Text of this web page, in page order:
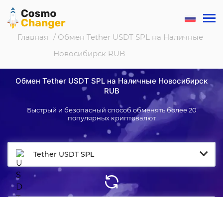
Главная / Обмен Tether USDT SPL на Наличные
Новосибирск RUB
Обмен Tether USDT SPL на Наличные Новосибирск
RUB
Быстрый и безопасный способ обменять более 20
популярных криптовалют
Tether USDT SPL